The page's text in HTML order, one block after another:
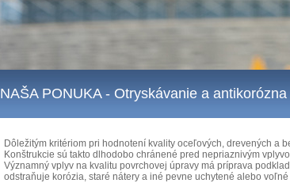
NAŠA PONUKA- Otryskávanie a
Dôležitým kritériom pri hodnotení kvality oceľových, drevených a
Konštrukcie sú takto dlhodobo chránené pred nepriaznivým
Významný vplyv na kvalitu povrchovej úpravy má príprava
odstraňuje korózia, staré nátery a iné pevne uchytené alebo voľné